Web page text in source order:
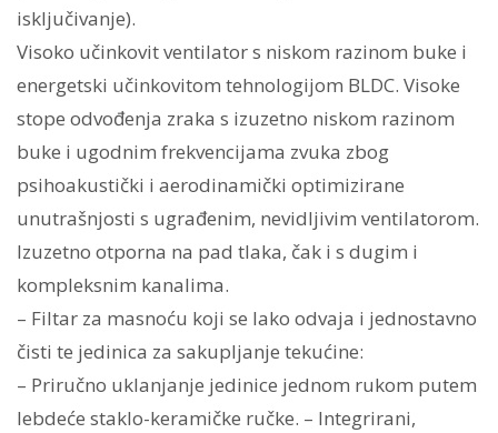
isključivanje).
Visoko učinkovit ventilator s niskom razinom buke i
energetski učinkovitom tehnologijom BLDC. Visoke
stope odvođenja zraka s izuzetno niskom razinom
buke i ugodnim frekvencijama zvuka zbog
psihoakustički i aerodinamički optimizirane
unutrašnjosti s ugrađenim, nevidljivim ventilatorom.
Izuzetno otporna na pad tlaka, čak i s dugim i
kompleksnim kanalima.
– Filtar za masnoću koji se lako odvaja i jednostavno
čisti te jedinica za sakupljanje tekućine:
– Priručno uklanjanje jedinice jednom rukom putem
lebdeće staklo-keramičke ručke. – Integrirani,